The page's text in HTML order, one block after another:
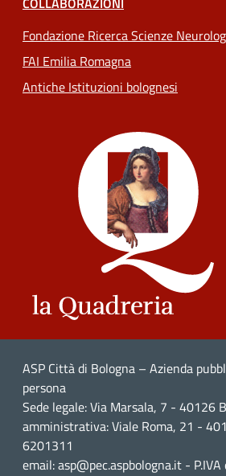
Fondazione Ricerca Scienze
FAI Emilia Romagna
Antiche Istituzioni bolognesi
ASP Città di Bologna – Azienda
persona
Sede legale: Via Marsala, 7 - 40126
amministrativa: Viale Roma, 21 -
6201311
email: asp@pec.aspbologna.it - P.IVA